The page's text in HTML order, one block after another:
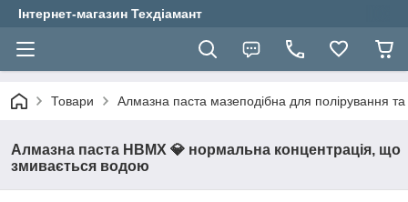
Інтернет-магазин Техдіамант
Товари Алмазна паста мазеподібна для полірування
Алмазна паста НВМХ 💎 нормальна концентрація, що
змивається водою